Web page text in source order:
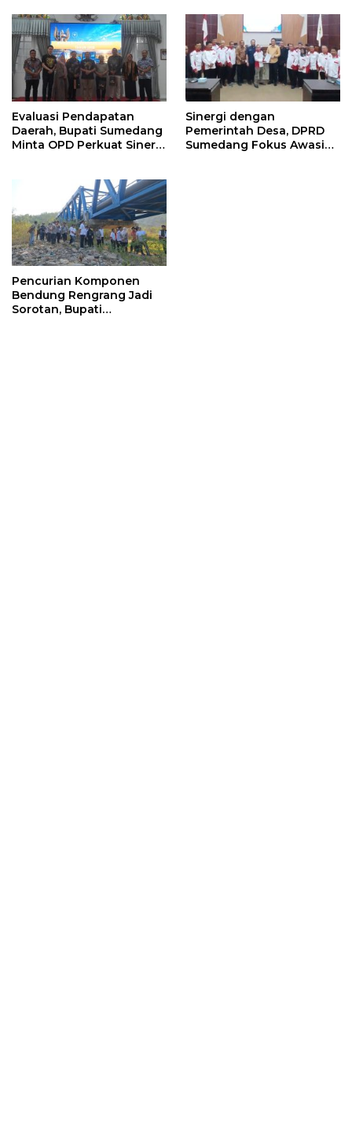
Evaluasi Pendapatan
Daerah, Bupati Sumedang
Minta OPD Perkuat Sinergi
Sinergi dengan
Pemerintah Desa, DPRD
Sumedang Fokus Awasi
Pencurian Komponen
Bendung Rengrang Jadi
Sorotan, Bupati